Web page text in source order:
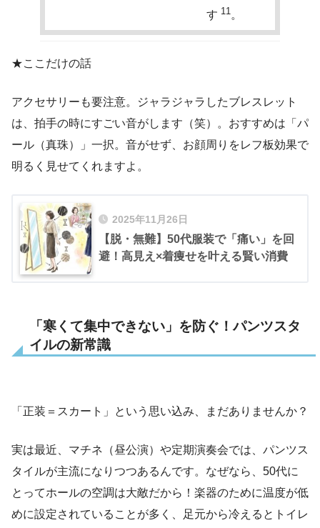
す 11。
★ここだけの話
アクセサリーも要注意。ジャラジャラしたブレスレット
は、拍手の時にすごい音がします（笑）。おすすめは「パ
ール（真珠）」一択。音がせず、お顔周りをレフ板効果で
明るく見せてくれますよ。
2025年11月26日
【脱・無難】50代服装で「痛い」を回
避！高見え×着痩せを叶える賢い消費
「寒くて集中できない」を防ぐ！パンツスタ
イルの新常識
「正装＝スカート」という思い込み、まだありませんか？
実は最近、マチネ（昼公演）や定期演奏会では、パンツス
タイルが主流になりつつあるんです。なぜなら、50代に
とってホールの空調は大敵だから！楽器のために温度が低
めに設定されていることが多く、足元から冷えるとトイレ